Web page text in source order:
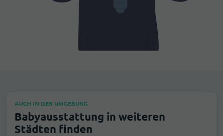
AUCH IN DER UMGEBUNG
Babyausstattung in weiteren
Städten finden